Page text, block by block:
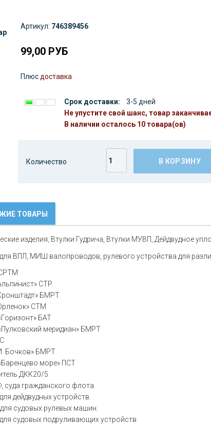
Артикул: 746389456
99,00 РУБ
Плюс доставка
Срок доставки:
3-5 дней
Не упустите свой шанс, товар
В наличии осталось 10 товара(ов)
Количество В КОРЗИНУ
ТОВАРЫ
изделия, Втулки Гудрича, Втулки МУВП, Дейдвудное
ВПЛ, МИШ валопроводов, рулевого устройства для
СТР
БМРТ
СТМ
БАТ
меридиан» БМРТ
Бочков» БМРТ
море» ПСТ
ДКК20/5
гражданского флота
дейдвудных устройств.
судовых рулевых машин.
судовых подруливающих устройств.